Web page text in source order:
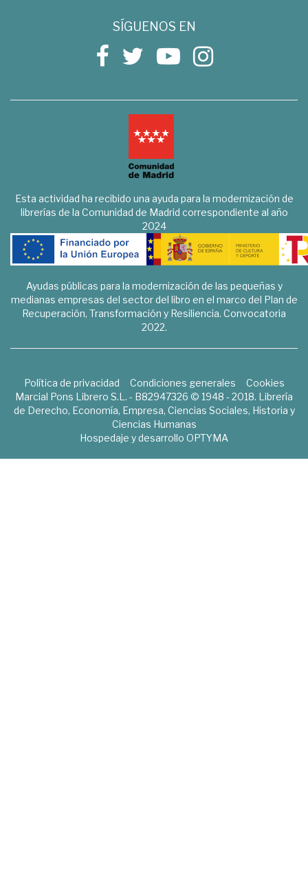
SÍGUENOS EN
Esta actividad ha recibido una ayuda para la modernización de
librerías de la Comunidad de Madrid correspondiente al año
2024
Ayudas públicas para la modernización de las pequeñas y
medianas empresas del sector del libro en el marco del Plan de
Recuperación, Transformación y Resiliencia. Convocatoria
2022.
Política de privacidad Condiciones generales
Cookies
Marcial Pons Librero S.L. - B82947326 © 1948 - 2018. Librería
de Derecho, Economía, Empresa, Ciencias Sociales, Historia y
Ciencias Humanas
Hospedaje y desarrollo OPTYMA